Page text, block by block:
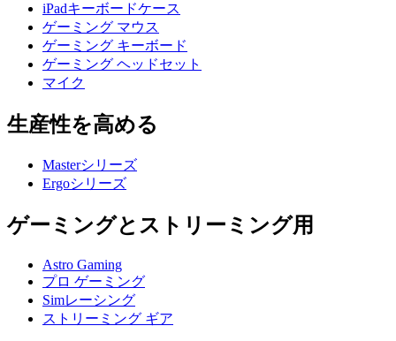
iPadキーボードケース
ゲーミング マウス
ゲーミング キーボード
ゲーミング ヘッドセット
マイク
生産性を高める
Masterシリーズ
Ergoシリーズ
ゲーミングとストリーミング用
Astro Gaming
プロ ゲーミング
Simレーシング
ストリーミング ギア